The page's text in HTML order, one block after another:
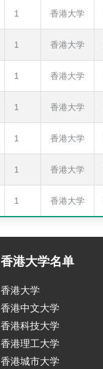
1 香港大学
1 香港大学
1 香港大学
1 香港大学
1 香港大学
1 香港大学
1 香港大学
香港大学名单
香港大学
香港中文大学
香港科技大学
香港理工大学
香港城市大学